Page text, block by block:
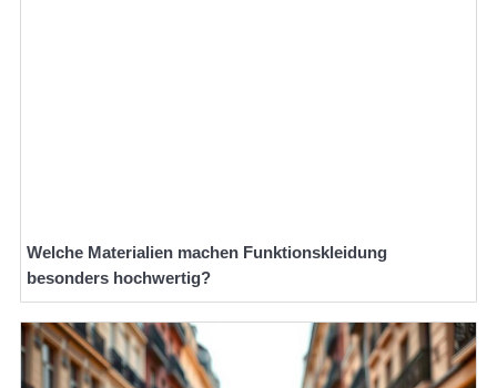
Welche Materialien machen Funktionskleidung
besonders hochwertig?